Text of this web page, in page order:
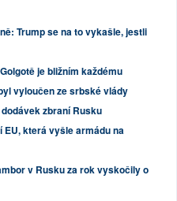
Trump se na to vykašle, jestli
je bližním každému
vyloučen ze srbské vlády
zbraní Rusku
EU, která vyšle armádu na
v Rusku za rok vyskočily o